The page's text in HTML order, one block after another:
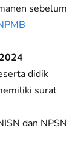
sebelum
didik
surat
dan NPSN